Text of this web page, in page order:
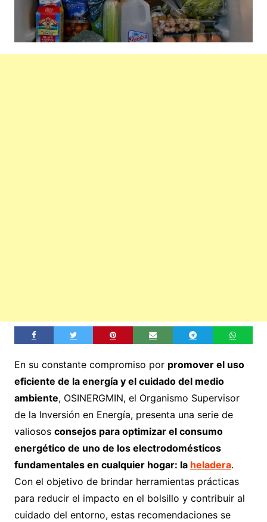
En su constante compromiso por promover el uso
eficiente de la energía y el cuidado del medio
ambiente, OSINERGMIN, el Organismo Supervisor
de la Inversión en Energía, presenta una serie de
valiosos consejos para optimizar el consumo
energético de uno de los electrodomésticos
fundamentales en cualquier hogar: la heladera.
Con el objetivo de brindar herramientas prácticas
para reducir el impacto en el bolsillo y contribuir al
cuidado del entorno, estas recomendaciones se